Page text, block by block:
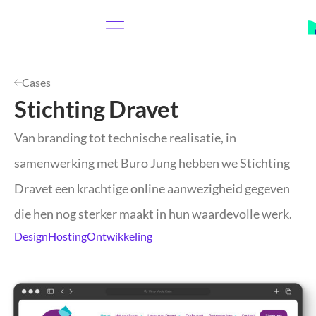
Cases
Stichting Dravet
Van branding tot technische realisatie, in
samenwerking met Buro Jung hebben we Stichting
Dravet een krachtige online aanwezigheid gegeven
die hen nog sterker maakt in hun waardevolle werk.
DesignHostingOntwikkeling